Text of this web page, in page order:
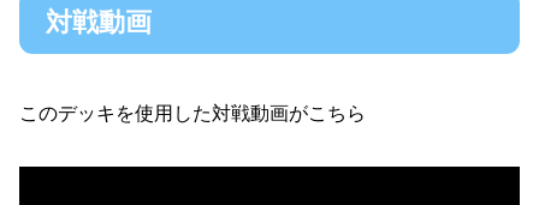
対戦動画
このデッキを使用した対戦動画がこちら